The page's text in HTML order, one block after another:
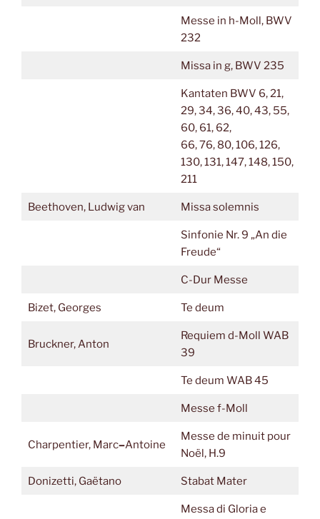
Messe in h-Moll, BWV
232
Missa in g, BWV 235
Kantaten BWV 6, 21,
29, 34, 36, 40, 43, 55,
60, 61, 62,
66, 76, 80, 106, 126,
130, 131, 147, 148, 150,
211
Beethoven, Ludwig van Missa solemnis
Sinfonie Nr. 9 „An die
Freude“
C-Dur Messe
Bizet, Georges Te deum
Bruckner, Anton
Requiem d-Moll WAB
39
Te deum WAB 45
Messe f-Moll
Charpentier, Marc–Antoine
Messe de minuit pour
Noël, H.9
Donizetti, Gaëtano Stabat Mater
Messa di Gloria e